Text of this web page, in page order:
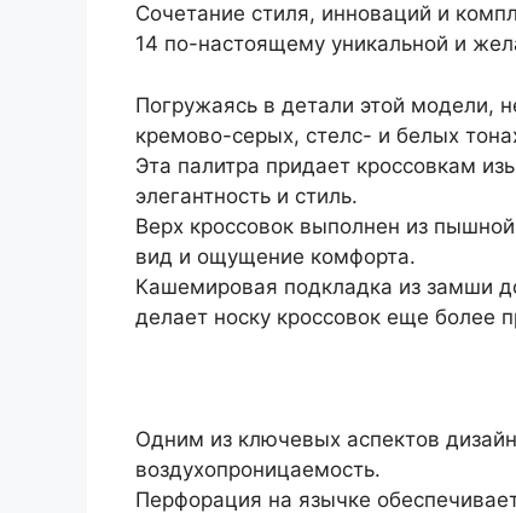
Сочетание стиля, инноваций и
14 по-настоящему уникальной и
Погружаясь в детали этой модели,
кремово-серых, стелс- и белых
Эта палитра придает кроссовкам
элегантность и стиль.
Верх кроссовок выполнен из
вид и ощущение комфорта.
Кашемировая подкладка из замши
делает носку кроссовок еще более
Одним из ключевых аспектов
воздухопроницаемость.
Перфорация на язычке